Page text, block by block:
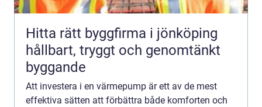
Hitta rätt byggfirma i jönköping
hållbart, tryggt och genomtänkt
byggande
Att investera i en värmepump är ett av de mest
effektiva sätten att förbättra både komforten och